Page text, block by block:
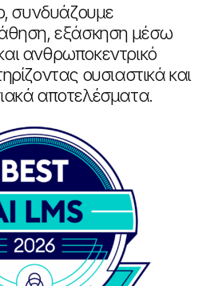
συνδυάζουμε
εξάσκηση μέσω
ανθρωποκεντρικό
ουσιαστικά και
αποτελέσματα.